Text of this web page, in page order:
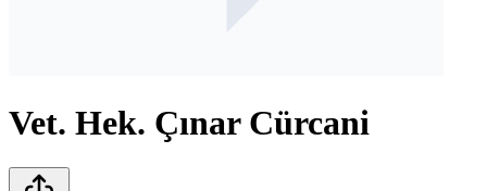
Vet. Hek. Çınar Cürcani